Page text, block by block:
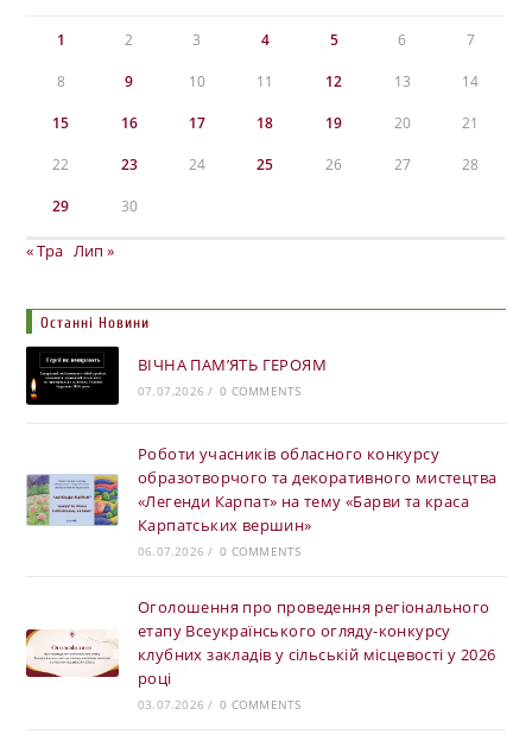
1 2 3 4 5 6 7
8 9 10 11 12 13 14
15 16 17 18 19 20 21
22 23 24 25 26 27 28
29 30
« Тра Лип »
Останні Новини
ВІЧНА ПАМ’ЯТЬ ГЕРОЯМ
07.07.2026 / 0 COMMENTS
Роботи учасників обласного конкурсу
образотворчого та декоративного мистецтва
«Легенди Карпат» на тему «Барви та краса
Карпатських вершин»
06.07.2026 / 0 COMMENTS
Оголошення про проведення регіонального
етапу Всеукраїнського огляду-конкурсу
клубних закладів у сільській місцевості у 2026
році
03.07.2026 / 0 COMMENTS